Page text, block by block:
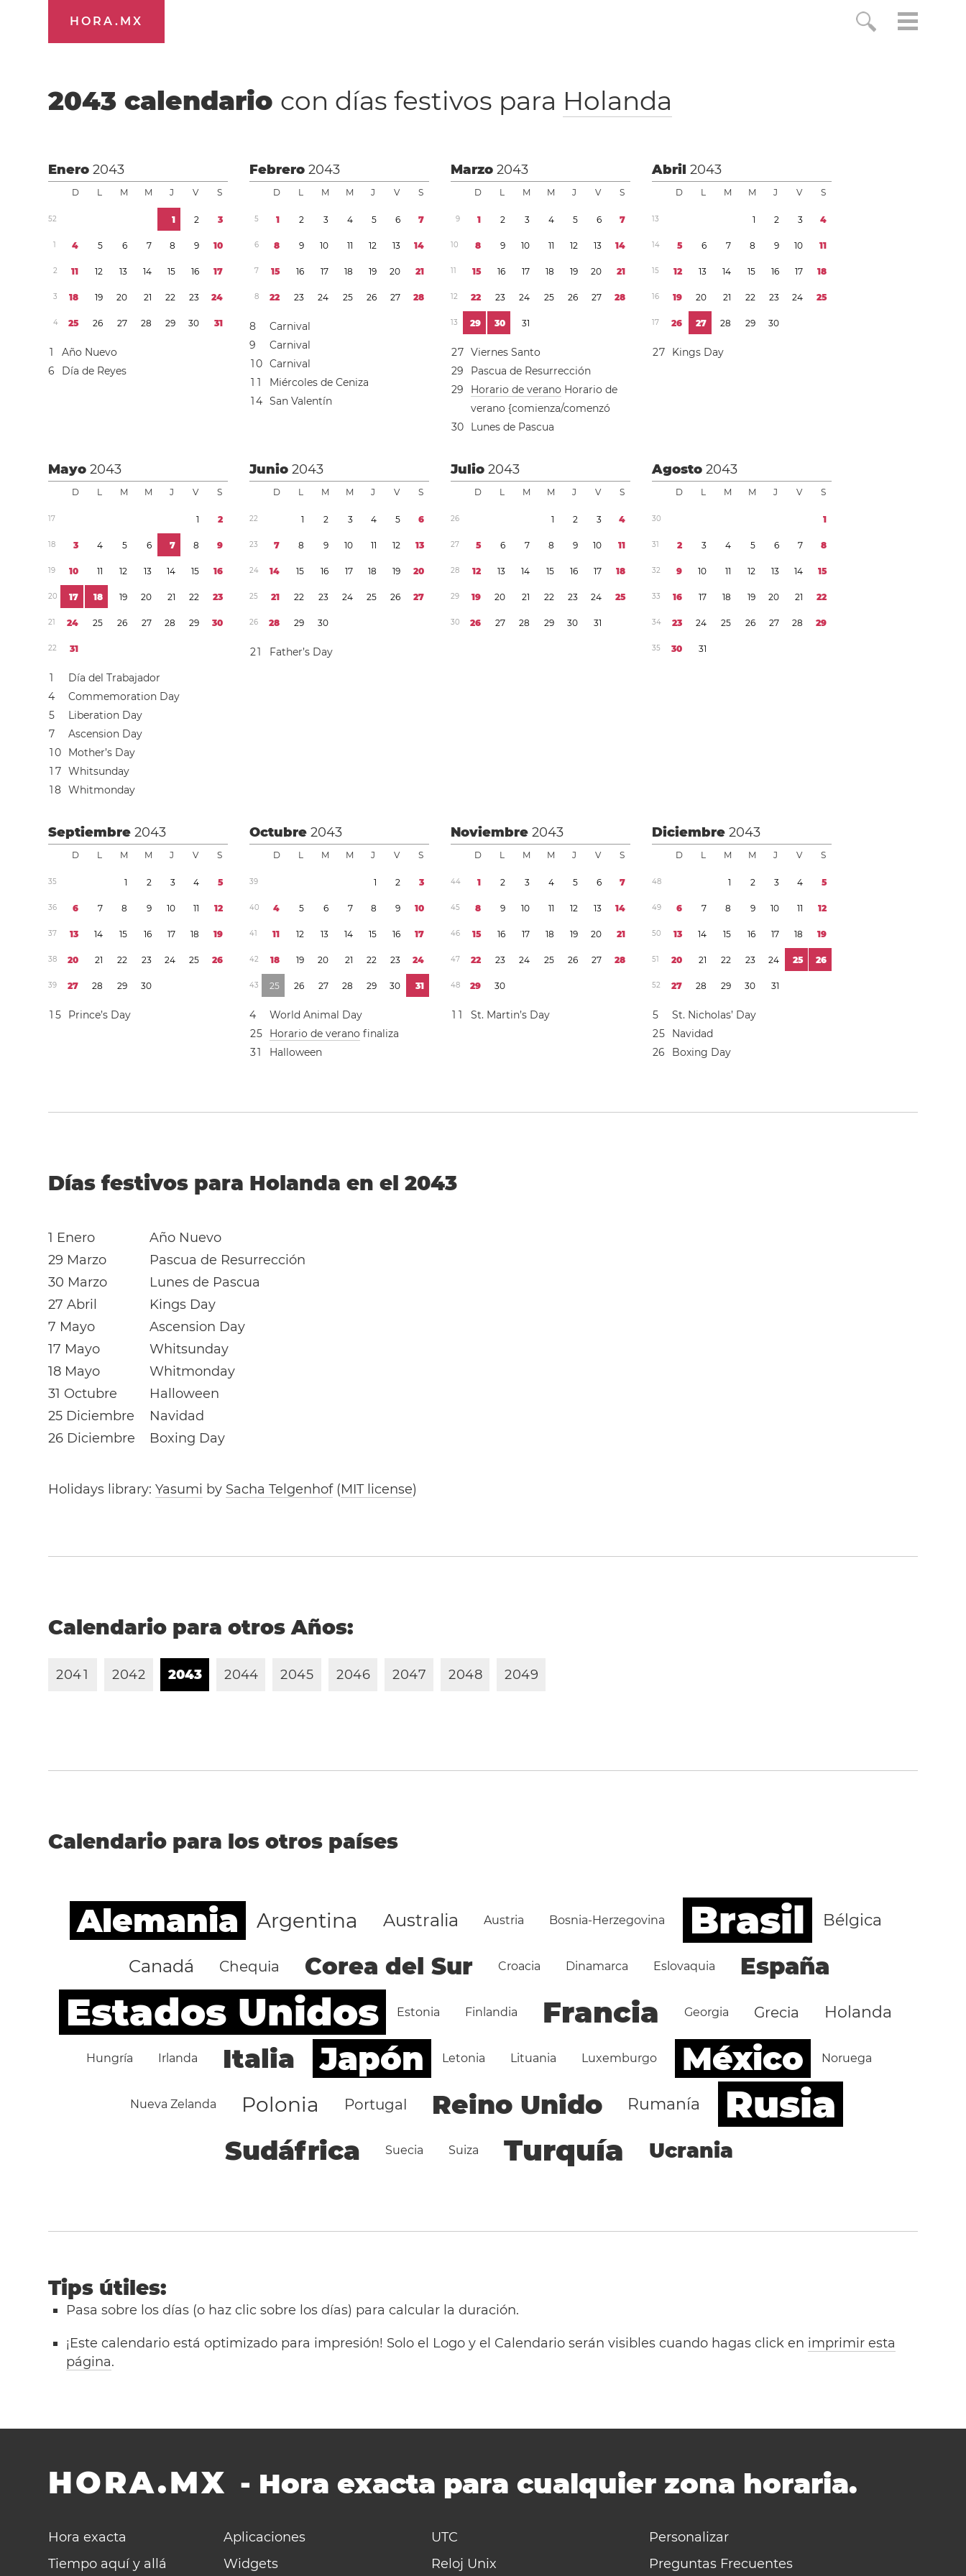
HORA.MX
2043 calendario con días festivos para Holanda
Enero2043
D L M M J V S
52 1 2 3
1 4 5 6 7 8 9 10
2 11 12 13 14 15 16 17
3 18 19 20 21 22 23 24
4 25 26 27 28 29 30 31
1
Año Nuevo
6
Día de Reyes
Febrero2043
D L M M J V S
5 1 2 3 4 5 6 7
6 8 9 10 11 12 13 14
7 15 16 17 18 19 20 21
8 22 23 24 25 26 27 28
8
Carnival
9
Carnival
10 Carnival
1 1
Miércoles de Ceniza
14 San Valentín
Marzo2043
D L M M J V S
9 1 2 3 4 5 6 7
10 8 9 10 11 12 13 14
11 15 16 17 18 19 20 21
12 22 23 24 25 26 27 28
13 29 30 31
27 Viernes Santo
29
Pascua de Resurrección
29 Horario de verano Horario de
verano {comienza/comenzó
30 Lunes de Pascua
Abril2043
D L M M J V S
13 1 2 3 4
14 5 6 7 8 9 10 11
15 12 13 14 15 16 17 18
16 19 20 21 22 23 24 25
17 26 27 28 29 30
27 Kings Day
Mayo2043
D L M M J V S
17 1 2
18 3 4 5 6 7 8 9
19 10 11 12 13 14 15 16
20 17 18 19 20 21 22 23
21 24 25 26 27 28 29 30
22 31
1
Día del Trabajador
4
Commemoration Day
5
Liberation Day
7
Ascension Day
10
Mother’s Day
1 7 Whitsunday
18 Whitmonday
Junio2043
D L M M J V S
22 1 2 3 4 5 6
23 7 8 9 10 11 12 13
24 14 15 16 17 18 19 20
25 21 22 23 24 25 26 27
26 28 29 30
21 Father’s Day
Julio2043
D L M M J V S
26 1 2 3 4
27 5 6 7 8 9 10 11
28 12 13 14 15 16 17 18
29 19 20 21 22 23 24 25
30 26 27 28 29 30 31
Agosto2043
D L M M J V S
30 1
31 2 3 4 5 6 7 8
32 9 10 11 12 13 14 15
33 16 17 18 19 20 21 22
34 23 24 25 26 27 28 29
35 30 31
Septiembre2043
D L M M J V S
35 1 2 3 4 5
36 6 7 8 9 10 11 12
37 13 14 15 16 17 18 19
38 20 21 22 23 24 25 26
39 27 28 29 30
1 5 Prince’s Day
Octubre2043
D L M M J V S
39 1 2 3
40 4 5 6 7 8 9 10
41 11 12 13 14 15 16 17
42 18 19 20 21 22 23 24
43 25 26 27 28 29 30 31
4
World Animal Day
25 Horario de verano finaliza
31 Halloween
Noviembre2043
D L M M J V S
44 1 2 3 4 5 6 7
45 8 9 10 11 12 13 14
46 15 16 17 18 19 20 21
47 22 23 24 25 26 27 28
48 29 30
1 1 St. Martin’s Day
Diciembre2043
D L M M J V S
48 1 2 3 4 5
49 6 7 8 9 10 11 12
50 13 14 15 16 17 18 19
51 20 21 22 23 24 25 26
52 27 28 29 30 31
5
St. Nicholas’ Day
25
Navidad
26 Boxing Day
Días festivos para Holanda en el 2043
1 Enero
Año Nuevo
29 Marzo
Pascua de Resurrección
30 Marzo
Lunes de Pascua
27 Abril
Kings Day
7 Mayo
Ascension Day
17 Mayo
Whitsunday
18 Mayo
Whitmonday
31 Octubre
Halloween
25 Diciembre
Navidad
26 Diciembre
Boxing Day
Holidays library:Yasumi by Sacha Telgenhof(MIT license)
Calendario para otros Años:
2041 2042 2043 2044 2045 2046 2047 2048 2049
Calendario para los otros países
Alemania Argentina Australia Austria Bosnia-Herzegovina Brasil Bélgica
Canadá Chequia Corea del Sur Croacia Dinamarca Eslovaquia España
Estados Unidos Estonia Finlandia Francia Georgia Grecia Holanda
Hungría Irlanda Italia Japón Letonia Lituania Luxemburgo México Noruega
Nueva Zelanda Polonia Portugal Reino Unido Rumanía Rusia
Sudáfrica Suecia Suiza Turquía Ucrania
Tips útiles:
Pasa sobre los días (o haz clic sobre los días) para calcular la duración.
¡Este calendario está optimizado para impresión! Solo el Logo y el Calendario serán visibles cuando hagas click en imprimir esta
página.
HORA.MX - Hora exacta para cualquier zona horaria.
Hora exacta
Tiempo aquí y allá
Aplicaciones
Widgets
UTC
Reloj Unix
Personalizar
Preguntas Frecuentes